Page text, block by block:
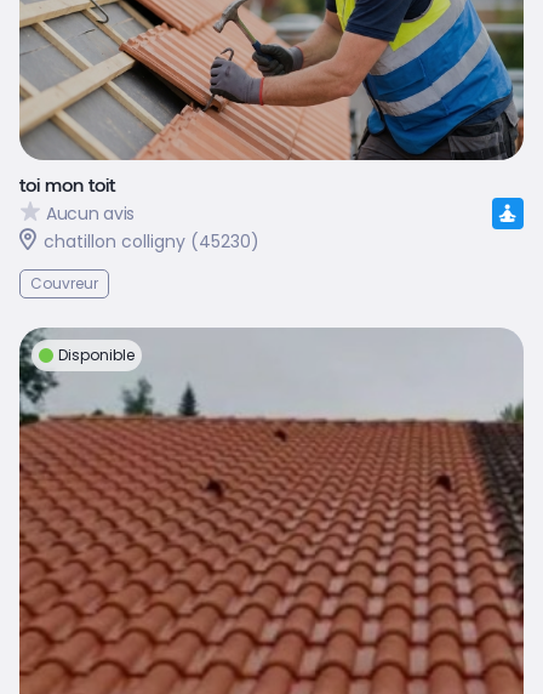
toi mon toit
Aucun avis
chatillon colligny (45230)
Couvreur
Disponible